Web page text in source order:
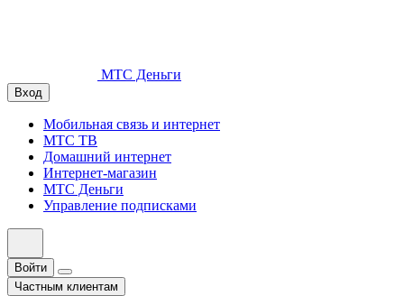
МТС Деньги
Вход
Мобильная связь и интернет
МТС ТВ
Домашний интернет
Интернет-магазин
МТС Деньги
Управление подписками
Войти
Частным клиентам